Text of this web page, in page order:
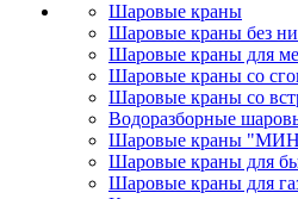
Шаровые краны
Шаровые краны без
Шаровые краны для
Шаровые краны со
Шаровые краны со
Водоразборные
Шаровые краны
Шаровые краны для
Шаровые краны для